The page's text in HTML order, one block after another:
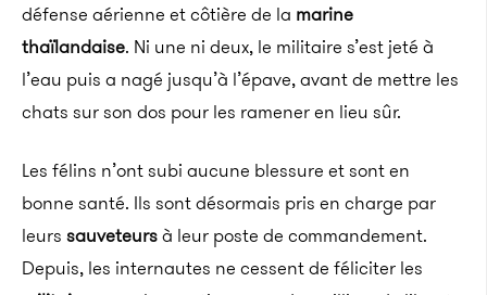
défense aérienne et côtière de la marine
thaïlandaise. Ni une ni deux, le militaire s’est jeté à
l’eau puis a nagé jusqu’à l’épave, avant de mettre les
chats sur son dos pour les ramener en lieu sûr.
Les félins n’ont subi aucune blessure et sont en
bonne santé. Ils sont désormais pris en charge par
leurs sauveteursà leur poste de commandement.
Depuis, les internautes ne cessent de féliciter les